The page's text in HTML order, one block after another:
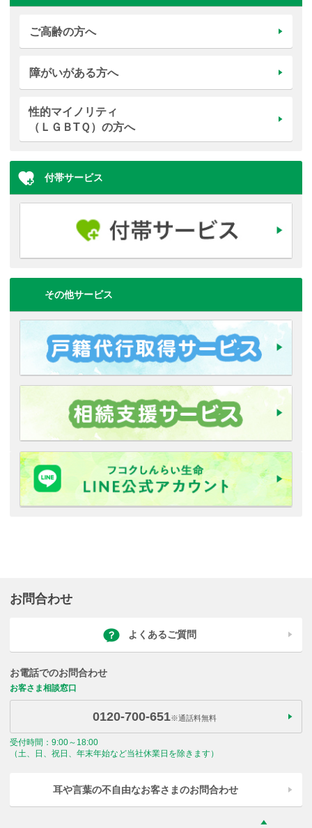
ご高齢の方へ
障がいがある方へ
性的マイノリティ
（ＬＧＢTＱ）の方へ
付帯サービス
その他サービス
お問合わせ
よくあるご質問
お電話でのお問合わせ
お客さま相談窓口
0120-700-651※通話料無料
受付時間：9:00～18:00
（土、日、祝日、年末年始など当社休業日を除きます）
耳や言葉の不自由なお客さまのお問合わせ